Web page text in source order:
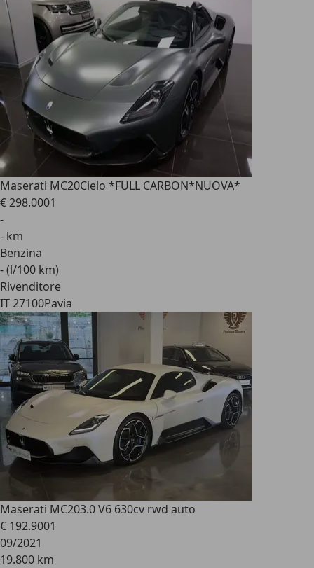
Maserati MC20Cielo *FULL CARBON*NUOVA*
€ 298.0001
-
- km
Benzina
- (l/100 km)
Rivenditore
IT 27100Pavia
Maserati MC203.0 V6 630cv rwd auto
€ 192.9001
09/2021
19.800 km